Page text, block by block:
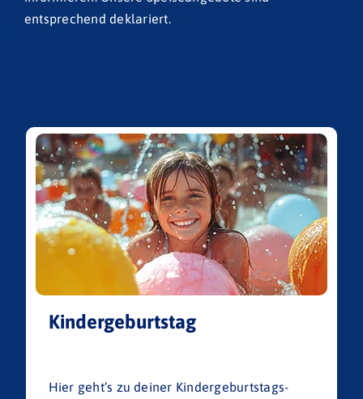
entsprechend deklariert.
Kindergeburtstag
Hier geht’s zu deiner Kindergeburtstags-